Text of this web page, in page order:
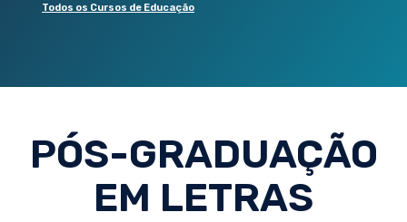
Todos os Cursos de Educação
PÓS-GRADUAÇÃO
EM LETRAS